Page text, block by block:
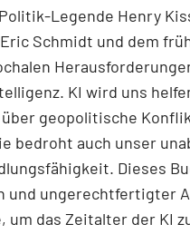
Legende Henry
Schmidt und dem
KI wird uns
geo­poli­tische
bedroht auch unser
Dieses
und ungerechtfertigter
das Zeitalter der KI